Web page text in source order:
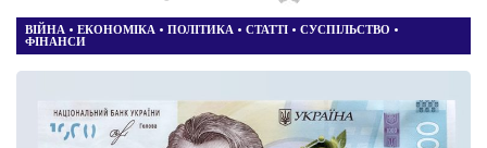
ВІЙНА • ЕКОНОМІКА • ПОЛІТИКА • СТАТТІ • СУСПІЛЬСТВО •
ФІНАНСИ